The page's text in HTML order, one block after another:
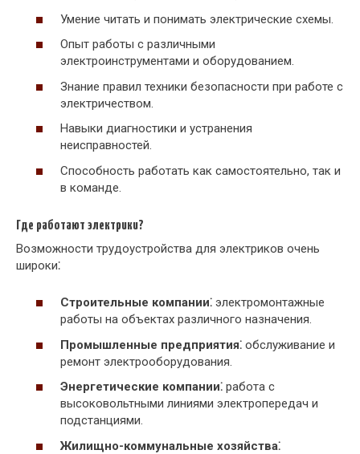
Умение читать и понимать электрические схемы.
Опыт работы с различными
электроинструментами и оборудованием.
Знание правил техники безопасности при работе с
электричеством.
Навыки диагностики и устранения
неисправностей.
Способность работать как самостоятельно, так и
в команде.
Где работают электрики?
Возможности трудоустройства для электриков очень
широки⁚
Строительные компании⁚ электромонтажные
работы на объектах различного назначения.
Промышленные предприятия⁚ обслуживание и
ремонт электрооборудования.
Энергетические компании⁚ работа с
высоковольтными линиями электропередач и
подстанциями.
Жилищно-коммунальные хозяйства⁚